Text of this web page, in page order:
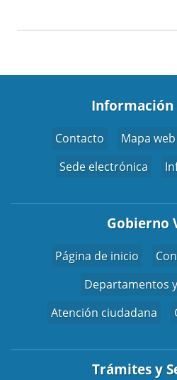
Información
Contacto Mapa web
Sede electrónica
Gobierno
Página de inicio
Departamentos
Atención ciudadana
Trámites y